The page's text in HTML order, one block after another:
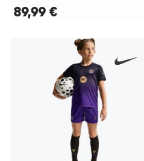
89,99 €